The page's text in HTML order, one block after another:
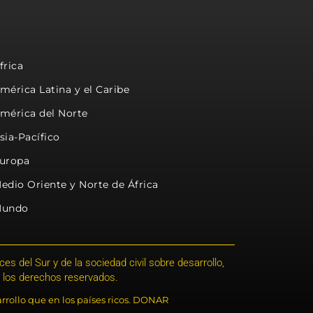
Latina y el Caribe
del Norte
Pacífico
Oriente y Norte de África
del Sur y de la sociedad civil sobre desarrollo,
derechos reservados.
que en los países ricos. DONAR